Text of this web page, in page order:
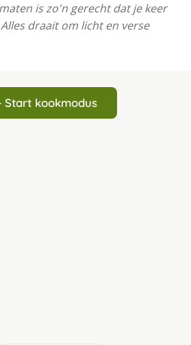
is zo'n gerecht dat je keer
draait om licht en verse
Start kookmodus